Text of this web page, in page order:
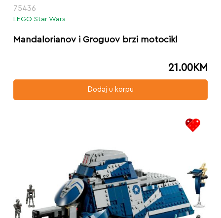
75436
LEGO Star Wars
Mandalorianov i Groguov brzi motocikl
21.00KM
Dodaj u korpu